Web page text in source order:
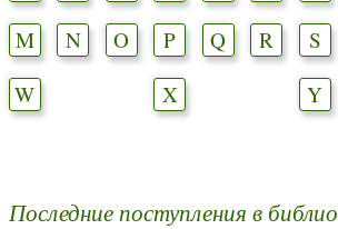
M
N O P Q R S
W
X Y
Последние поступления в